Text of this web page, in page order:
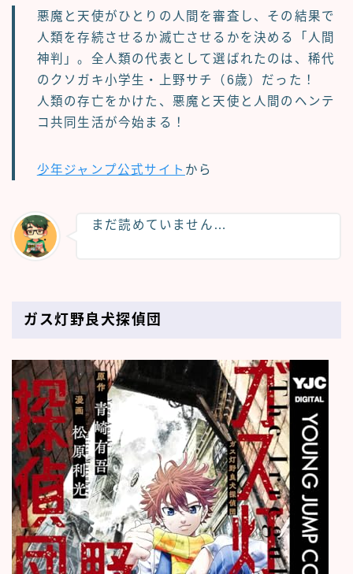
悪魔と天使がひとりの人間を審査し、その結果で
人類を存続させるか滅亡させるかを決める「人間
神判」。全人類の代表として選ばれたのは、稀代
のクソガキ小学生・上野サチ（6歳）だった！
人類の存亡をかけた、悪魔と天使と人間のヘンテ
コ共同生活が今始まる！
少年ジャンプ公式サイト から
まだ読めていません…
ガス灯野良犬探偵団